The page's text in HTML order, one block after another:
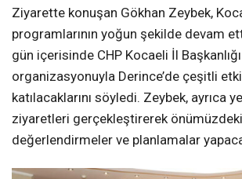
Ziyarette konuşan Gökhan Zeybek,
programlarının yoğun şekilde devam
gün içerisinde CHP Kocaeli İl Başkanlığı
organizasyonuyla Derince’de çeşitli
katılacaklarını söyledi. Zeybek, ayrıca
ziyaretleri gerçekleştirerek
değerlendirmeler ve planlamalar